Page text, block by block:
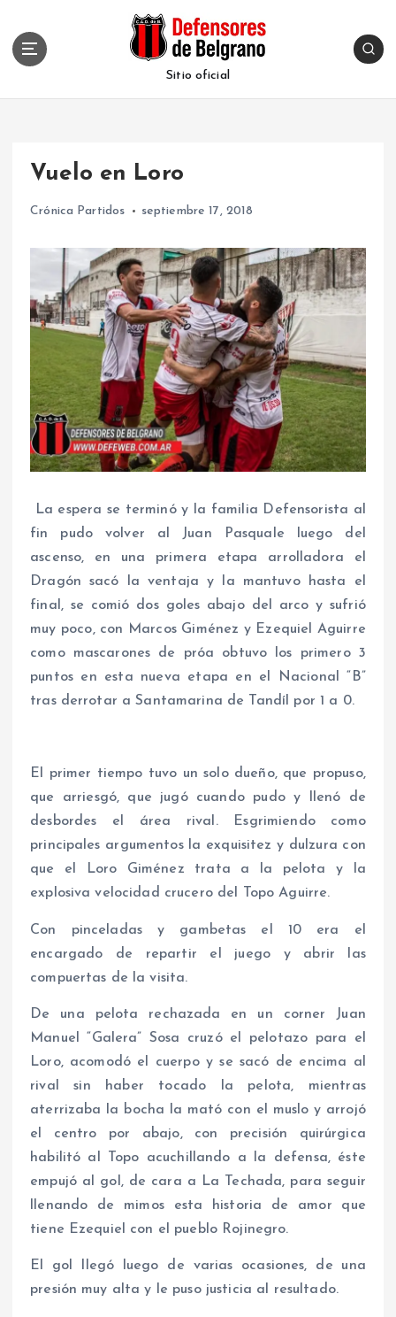
Sitio oficial
Vuelo en Loro
Crónica Partidos septiembre 17, 2018
La espera se terminó y la familia Defensorista al
fin pudo volver al Juan Pasquale luego del
ascenso, en una primera etapa arrolladora el
Dragón sacó la ventaja y la mantuvo hasta el
final, se comió dos goles abajo del arco y sufrió
muy poco, con Marcos Giménez y Ezequiel Aguirre
como mascarones de próa obtuvo los primero 3
puntos en esta nueva etapa en el Nacional “B”
tras derrotar a Santamarina de Tandíl por 1 a 0.
El primer tiempo tuvo un solo dueño, que propuso,
que arriesgó, que jugó cuando pudo y llenó de
desbordes el área rival. Esgrimiendo como
principales argumentos la exquisitez y dulzura con
que el Loro Giménez trata a la pelota y la
explosiva velocidad crucero del Topo Aguirre.
Con pinceladas y gambetas el 10 era el
encargado de repartir el juego y abrir las
compuertas de la visita.
De una pelota rechazada en un corner Juan
Manuel “Galera” Sosa cruzó el pelotazo para el
Loro, acomodó el cuerpo y se sacó de encima al
rival sin haber tocado la pelota, mientras
aterrizaba la bocha la mató con el muslo y arrojó
el centro por abajo, con precisión quirúrgica
habilitó al Topo acuchillando a la defensa, éste
empujó al gol, de cara a La Techada, para seguir
llenando de mimos esta historia de amor que
tiene Ezequiel con el pueblo Rojinegro.
El gol llegó luego de varias ocasiones, de una
presión muy alta y le puso justicia al resultado.